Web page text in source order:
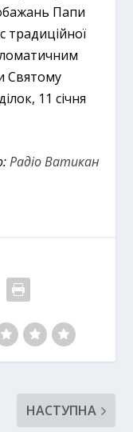
Папи
традиційної
Святому
11 січня
Радіо Ватикан
НАСТУПНА